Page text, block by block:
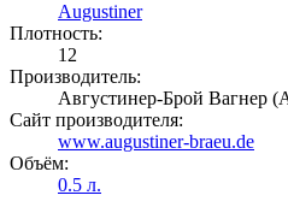
Augustiner
Плотность:
12
Производитель:
Августинер-Брой Вагнер
Сайт производителя:
www.augustiner-braeu.de
Объём:
0.5 л.